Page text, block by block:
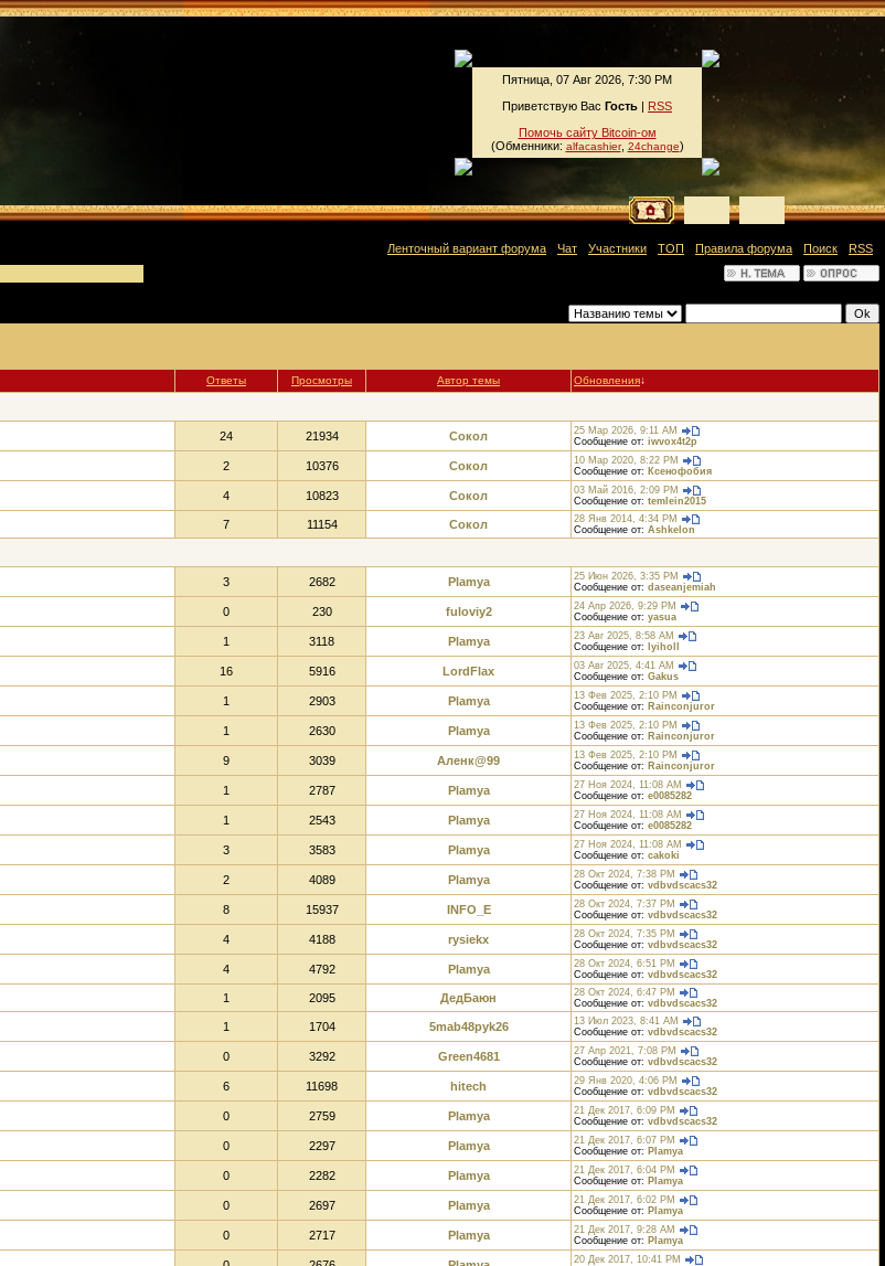
Пятница, 07 Авг 2026, 7:30 PM
Приветствую Вас Гость | RSS
Помочь сайту Bitcoin-ом
(Обменники: alfacashier, 24change)
Ленточный вариант форума Чат Участники ТОП Правила форума Поиск RSS
Ответы Просмотры Автор темы Обновления↓
24 21934 Сокол
25 Мар 2026, 9:11 AM
Сообщение от: iwvox4t2p
2 10376 Сокол
10 Мар 2020, 8:22 PM
Сообщение от: Ксенофобия
4 10823 Сокол
03 Май 2016, 2:09 PM
Сообщение от: temlein2015
7 11154 Сокол
28 Янв 2014, 4:34 PM
Сообщение от: Ashkelon
3 2682 Plamya
25 Июн 2026, 3:35 PM
Сообщение от: daseanjemiah
0 230 fuloviy2
24 Апр 2026, 9:29 PM
Сообщение от: yasua
1 3118 Plamya
23 Авг 2025, 8:58 AM
Сообщение от:
lyiholl
16 5916 LordFlax
03 Авг 2025, 4:41 AM
Сообщение от: Gakus
1 2903 Plamya
13 Фев 2025, 2:10 PM
Сообщение от: Rainconjuror
1 2630 Plamya
13 Фев 2025, 2:10 PM
Сообщение от: Rainconjuror
9 3039 Аленк@99
13 Фев 2025, 2:10 PM
Сообщение от: Rainconjuror
1 2787 Plamya
27 Ноя 2024, 11:08 AM
Сообщение от: e0085282
1 2543 Plamya
27 Ноя 2024, 11:08 AM
Сообщение от: e0085282
3 3583 Plamya
27 Ноя 2024, 11:08 AM
Сообщение от: cakoki
2 4089 Plamya
28 Окт 2024, 7:38 PM
Сообщение от: vdbvdscacs32
8 15937 INFO_E
28 Окт 2024, 7:37 PM
Сообщение от: vdbvdscacs32
4 4188 rysiekx
28 Окт 2024, 7:35 PM
Сообщение от: vdbvdscacs32
4 4792 Plamya
28 Окт 2024, 6:51 PM
Сообщение от: vdbvdscacs32
1 2095 ДедБаюн
28 Окт 2024, 6:47 PM
Сообщение от: vdbvdscacs32
1 1704 5mab48pyk26
13 Июл 2023, 8:41 AM
Сообщение от: vdbvdscacs32
0 3292 Green4681
27 Апр 2021, 7:08 PM
Сообщение от: vdbvdscacs32
6 11698 hitech
29 Янв 2020, 4:06 PM
Сообщение от: vdbvdscacs32
0 2759 Plamya
21 Дек 2017, 6:09 PM
Сообщение от: vdbvdscacs32
0 2297 Plamya
21 Дек 2017, 6:07 PM
Сообщение от: Plamya
0 2282 Plamya
21 Дек 2017, 6:04 PM
Сообщение от: Plamya
0 2697 Plamya
21 Дек 2017, 6:02 PM
Сообщение от: Plamya
0 2717 Plamya
21 Дек 2017, 9:28 AM
Сообщение от: Plamya
20 Дек 2017, 10:41 PM